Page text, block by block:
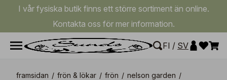
I vår fysiska butik finns ett större sortiment än online.
Kontakta oss för mer information.
FI / SV
framsidan / frön & lökar / frön / nelson garden /